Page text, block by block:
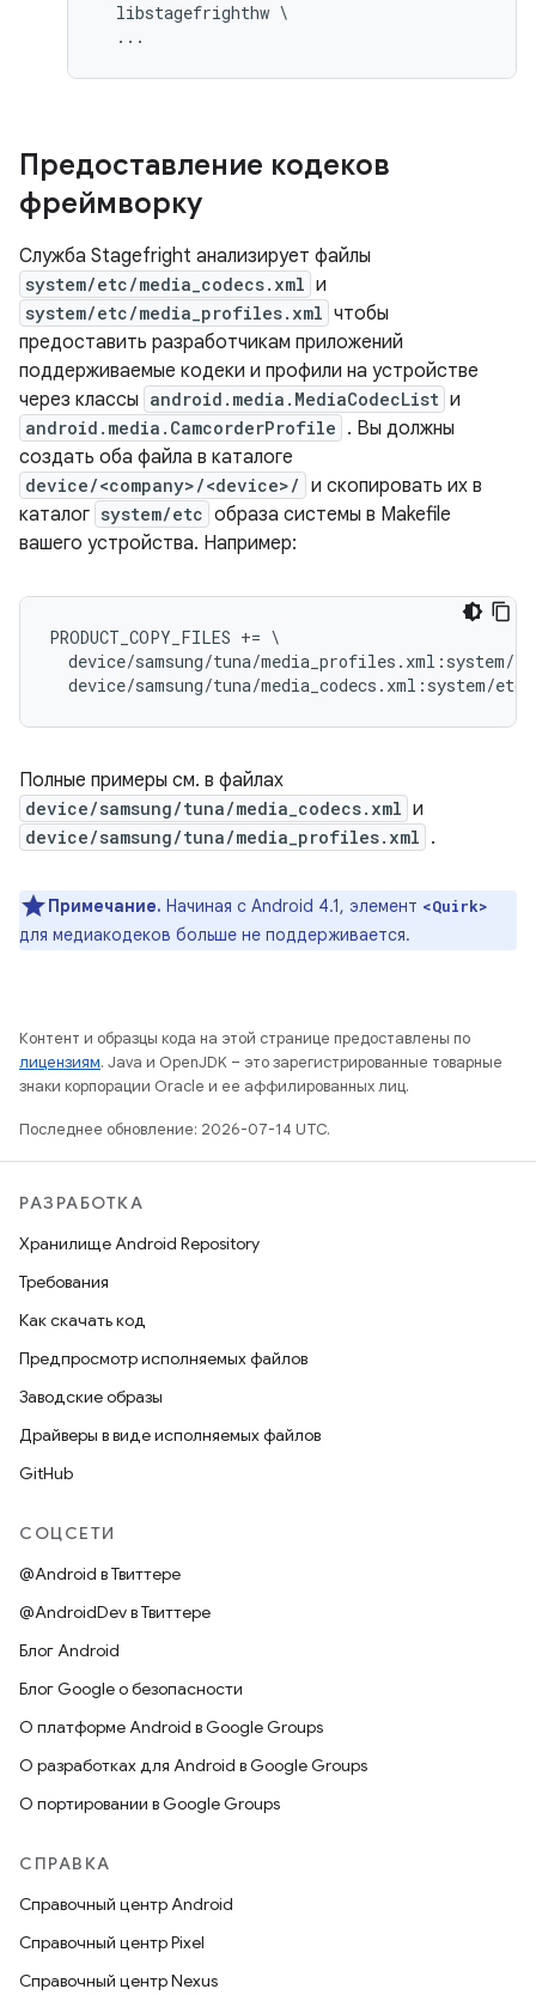
  libstagefrighthw \
Предоставление кодеков
фреймворку
Служба Stagefright анализирует файлы
system/etc/media_codecs.xml и
system/etc/media_profiles.xml чтобы
предоставить разработчикам приложений
поддерживаемые кодеки и профили на устройстве
через классы android.media.MediaCodecList и
android.media.CamcorderProfile . Вы должны
создать оба файла в каталоге
device/<company>/<device>/ и скопировать их в
каталог system/etc образа системы в Makefile
вашего устройства. Например:
PRODUCT_COPY_FILES += \
device/samsung/tuna/media_profiles.xml:system/
Полные примеры см. в файлах
device/samsung/tuna/media_codecs.xml и
device/samsung/tuna/media_profiles.xml .
Примечание. Начиная с Android 4.1, элемент <Quirk>
для медиакодеков больше не поддерживается.
Контент и образцы кода на этой странице предоставлены по
лицензиям. Java и OpenJDK – это зарегистрированные товарные
знаки корпорации Oracle и ее аффилированных лиц.
Последнее обновление: 2026-07-14 UTC.
РАЗРАБОТКА
Хранилище Android Repository
Требования
Как скачать код
Предпросмотр исполняемых файлов
Заводские образы
Драйверы в виде исполняемых файлов
GitHub
СОЦСЕТИ
@Android в Твиттере
@AndroidDev в Твиттере
Блог Android
Блог Google о безопасности
О платформе Android в Google Groups
О разработках для Android в Google Groups
О портировании в Google Groups
СПРАВКА
Справочный центр Android
Справочный центр Pixel
Справочный центр Nexus